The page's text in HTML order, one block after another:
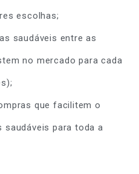
escolhas;
saudáveis entre as
no mercado para cada
que facilitem o
saudáveis para toda a